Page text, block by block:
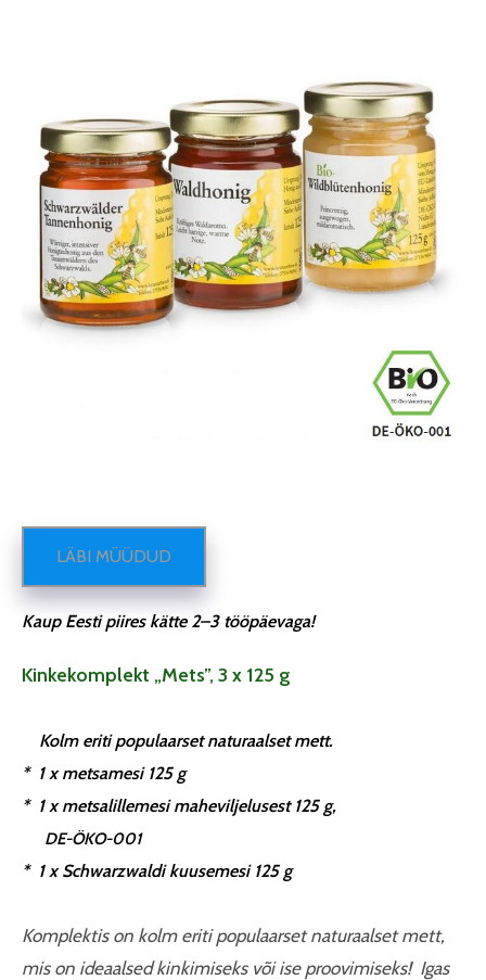
LÄBI MÜÜDUD
Kaup Eesti piires kätte 2–3 tööpäevaga!
Kinkekomplekt „Mets”, 3 x 125 g
Kolm eriti populaarset naturaalset mett.
* 1 x metsamesi 125 g
* 1 x metsalillemesi maheviljelusest 125 g,
DE-ÖKO-001
* 1 x Schwarzwaldi kuusemesi 125 g
Komplektis on kolm eriti populaarset naturaalset mett,
mis on ideaalsed kinkimiseks või ise proovimiseks! Igas